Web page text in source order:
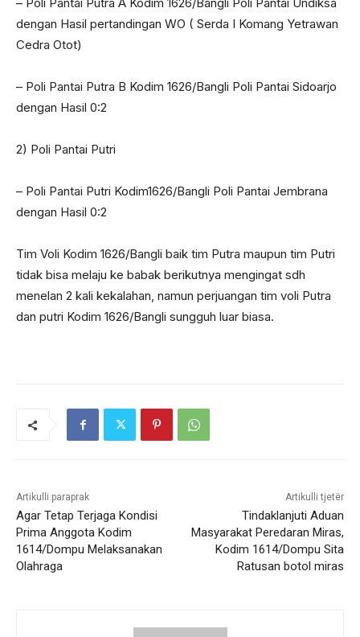
dengan Hasil pertandingan WO ( Serda I Komang Yetrawan
Cedra Otot)
– Poli Pantai Putra B Kodim 1626/Bangli Poli Pantai Sidoarjo
dengan Hasil 0:2
2) Poli Pantai Putri
– Poli Pantai Putri Kodim1626/Bangli Poli Pantai Jembrana
dengan Hasil 0:2
Tim Voli Kodim 1626/Bangli baik tim Putra maupun tim Putri
tidak bisa melaju ke babak berikutnya mengingat sdh
menelan 2 kali kekalahan, namun perjuangan tim voli Putra
dan putri Kodim 1626/Bangli sungguh luar biasa.
Artikulli paraprak
Agar Tetap Terjaga Kondisi
Prima Anggota Kodim
1614/Dompu Melaksanakan
Olahraga
Artikulli tjetër
Tindaklanjuti Aduan
Masyarakat Peredaran Miras,
Kodim 1614/Dompu Sita
Ratusan botol miras